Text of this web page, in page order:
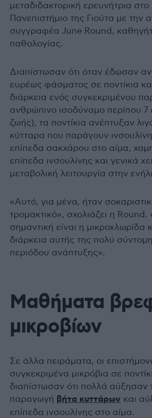
μεταδιδακτορική ερευνήτρια στο
Πανεπιστήμιο της Γιούτα με την
συγγραφέα June Round,
παθολογίας.
Διαπίστωσαν ότι όταν έδωσαν
ευρέως φάσματος σε ποντίκια
διάρκεια ενός συγκεκριμένου
ανθρώπινο ισοδύναμο περίπου
ζωής), τα ποντίκια ανέπτυξαν
κύτταρα που παράγουν
επίπεδα σακχάρου στο αίμα,
επίπεδα ινσουλίνης και γενικά
μεταβολική λειτουργία στην
«Αυτό, για μένα, ήταν
τρομακτικό», σχολιάζει η
σημαντική είναι η μικροχλωρίδα
διάρκεια αυτής της πολύ
περιόδου ανάπτυξης».
Μαθήματα
μικροβίων
Σε άλλα πειράματα, οι
συγκεκριμένα μικρόβια σε
διαπίστωσαν ότι πολλά αύξησαν
παραγωγή βήτα κυττάρων και
επίπεδα ινσουλίνης στο αίμα.